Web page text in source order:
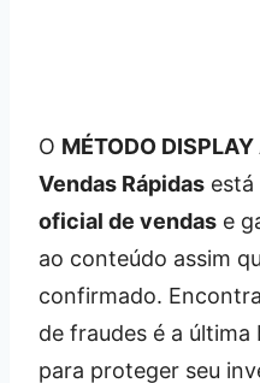
O MÉTODO
Vendas Rápidas está
oficial de vendas e
ao conteúdo assim
confirmado.
de fraudes é a última
para proteger seu